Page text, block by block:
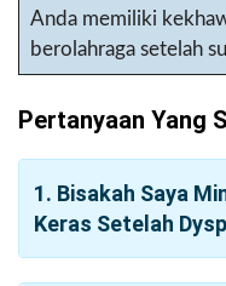
Anda memiliki
berolahraga setelah
Pertanyaan Yang
1. Bisakah Saya
Keras Setelah